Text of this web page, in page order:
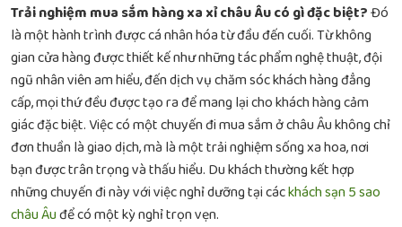
Trải nghiệm mua sắm hàng xa xỉ châu Âu có gì đặc biệt?Đó
là một hành trình được cá nhân hóa từ đầu đến cuối. Từ không
gian cửa hàng được thiết kế như những tác phẩm nghệ thuật, đội
ngũ nhân viên am hiểu, đến dịch vụ chăm sóc khách hàng đẳng
cấp, mọi thứ đều được tạo ra để mang lại cho khách hàng cảm
giác đặc biệt. Việc có một chuyến đimua sắm ở châu Âukhông chỉ
đơn thuần là giao dịch, mà là một trải nghiệm sống xa hoa, nơi
bạn được trân trọng và thấu hiểu. Du khách thường kết hợp
những chuyến đi này với việc nghỉ dưỡng tại cáckhách sạn 5 sao
châu Âuđể có một kỳ nghỉ trọn vẹn.